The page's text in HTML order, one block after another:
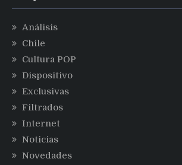
Análisis
Chile
Cultura POP
Dispositivo
Exclusivas
Filtrados
Internet
Noticias
Novedades